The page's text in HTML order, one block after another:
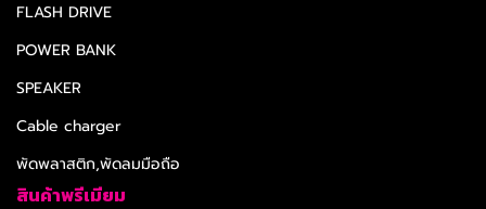
FLASH DRIVE
POWER BANK
SPEAKER
Cable charger
พัดพลาสติก,พัดลมมือถือ
สินค้าพรีเมียม